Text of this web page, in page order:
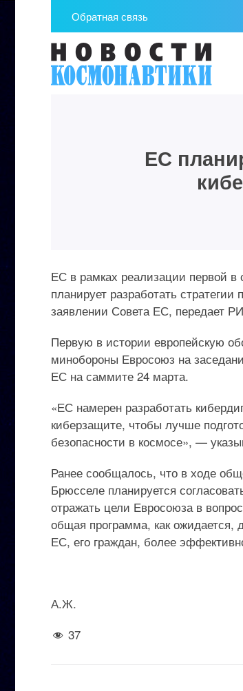
Обратная связь
ЕС
ЕС в рамках реализации первой в
планирует разработать
заявлении Совета ЕС, передает
Первую в истории европейскую
минобороны Евросоюз на
ЕС на саммите 24 марта.
«ЕС намерен разработать
киберзащите, чтобы лучше
безопасности в космосе», —
Ранее сообщалось, что в ходе
Брюсселе планируется
отражать цели Евросоюза в
общая программа, как
ЕС, его граждан, более
А.Ж.
37